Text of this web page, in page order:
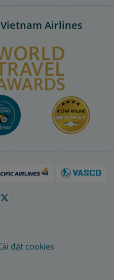
Airlines
đặt cookies